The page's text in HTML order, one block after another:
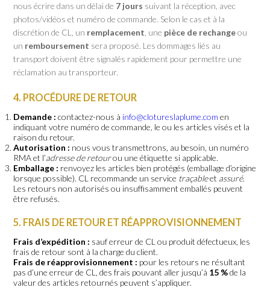
nous écrire dans un délai de 7 jours suivant la réception, avec
photos/vidéos et numéro de commande. Selon le cas et à la
discrétion de CL, un remplacement , une pièce de rechangeou
un remboursement sera proposé. Les dommages liés au
transport doivent être signalés rapidement pour permettre une
réclamation au transporteur.
4. PROCÉDURE DE RETOUR
Demande : contactez-nous à info@clotureslaplume.com en
indiquant votre numéro de commande, le ou les articles visés et la
raison du retour.
Autorisation : nous vous transmettrons, au besoin, un numéro
RMA et l’adresse de retourou une étiquette si applicable.
Emballage : renvoyez les articles bien protégés (emballage d’origine
lorsque possible). CL recommande un service traçableet assuré.
Les retours non autorisés ou insuffisamment emballés peuvent
être refusés.
5. FRAIS DE RETOUR ET RÉAPPROVISIONNEMENT
Frais d’expédition : sauf erreur de CL ou produit défectueux, les
frais de retour sont à la charge du client.
Frais de réapprovisionnement : pour les retours ne résultant
pas d’une erreur de CL, des frais pouvant aller jusqu’à 15 %de la
valeur des articles retournés peuvent s’appliquer.